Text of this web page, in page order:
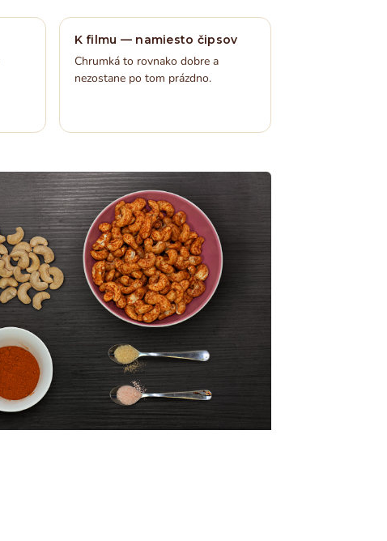
K filmu — namiesto čipsov
Chrumká to rovnako dobre a
nezostane po tom prázdno.